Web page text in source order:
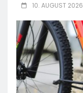
10. AUGUST 2026